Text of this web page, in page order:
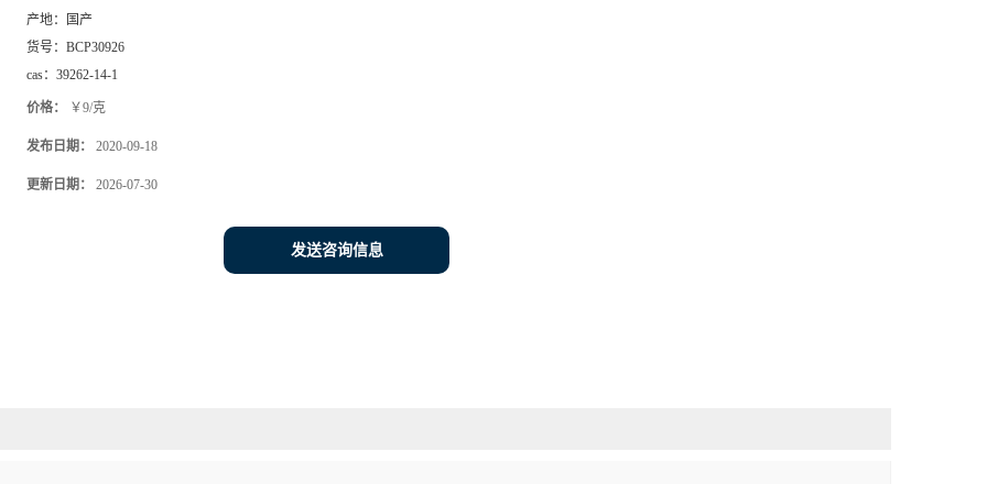
产地：
国产
货号： BCP30926
cas： 39262-14-1
价格： ￥9/克
发布日期： 2020-09-18
更新日期： 2026-07-30
发送咨询信息